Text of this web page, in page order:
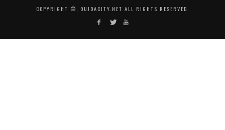
COPYRIGHT ©, OUJDACITY.NET ALL RIGHTS RESERVED.